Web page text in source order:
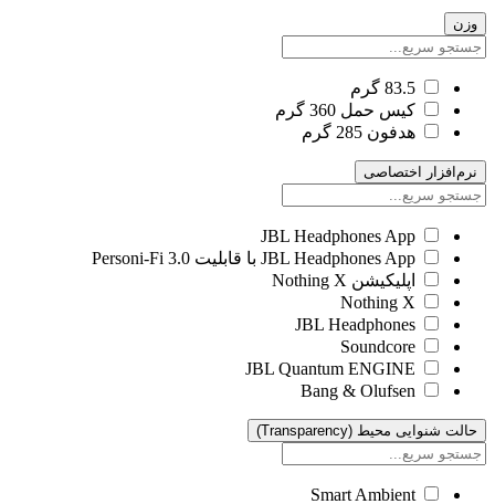
وزن
83.5 گرم
کیس حمل 360 گرم
هدفون 285 گرم
نرم‌افزار اختصاصی
JBL Headphones App
JBL Headphones App با قابلیت Personi-Fi 3.0
اپلیکیشن Nothing X
Nothing X
JBL Headphones
Soundcore
JBL Quantum ENGINE
Bang & Olufsen
حالت شنوایی محیط (Transparency)
Smart Ambient